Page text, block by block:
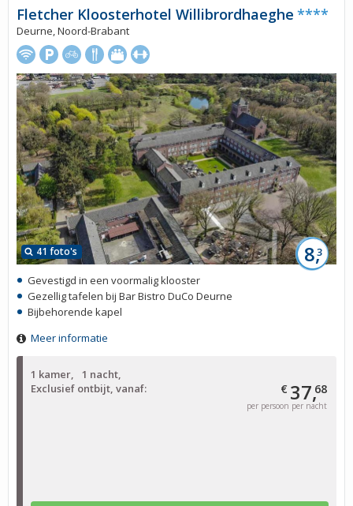
1 kamer
1 nacht
Exclusief ontbijt, vanaf:
€ 37,68
per persoon per nacht
41 foto's 8,3
Fletcher Kloosterhotel Willibrordhaeghe ****
Deurne, Noord-Brabant
Gevestigd in een voormalig klooster
Gezellig tafelen bij Bar Bistro DuCo Deurne
Bijbehorende kapel
Meer informatie